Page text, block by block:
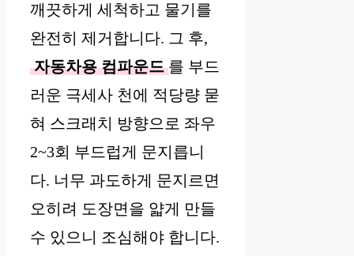
깨끗하게 세척하고 물기를
완전히 제거합니다. 그 후,
자동차용 컴파운드 를 부드
러운 극세사 천에 적당량 묻
혀 스크래치 방향으로 좌우
2~3회 부드럽게 문지릅니
다. 너무 과도하게 문지르면
오히려 도장면을 얇게 만들
수 있으니 조심해야 합니다.